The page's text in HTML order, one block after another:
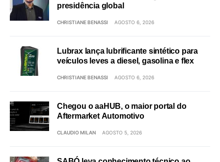
presidência global
CHRISTIANE BENASSI AGOSTO 6, 2026
Lubrax lança lubrificante sintético para
veículos leves a diesel, gasolina e flex
CHRISTIANE BENASSI AGOSTO 6, 2026
Chegou o aaHUB, o maior portal do
Aftermarket Automotivo
CLAUDIO MILAN AGOSTO 5, 2026